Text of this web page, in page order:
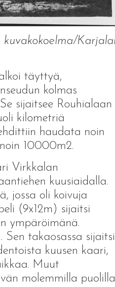
täyttyä,
kolmas
sijaitsee Rouhialaan
kilometriä
haudata noin
10000m2.
Virkkalan
kuusiaidalla.
jossa oli koivuja
(9x12m) sijaitsi
ympäröimänä.
Sen takaosassa sijaitsi
kuusen kaari,
Muut
molemmilla